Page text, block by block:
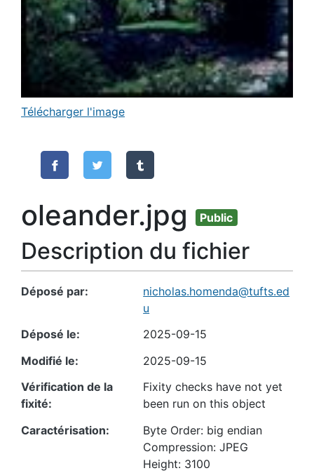
Télécharger l'image
oleander.jpg Public
Description du fichier
Déposé par
nicholas.homenda@tufts.ed
u
Déposé le
2025-09-15
Modifié le
2025-09-15
Vérification de la
fixité
Fixity checks have not yet
been run on this object
Caractérisation
Byte Order: big endian
Compression: JPEG
Height: 3100